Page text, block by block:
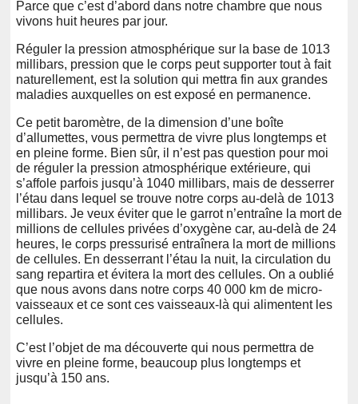
Parce que c’est d’abord dans notre chambre que nous
vivons huit heures par jour.
Réguler la pression atmosphérique sur la base de 1013
millibars, pression que le corps peut supporter tout à fait
naturellement, est la solution qui mettra fin aux grandes
maladies auxquelles on est exposé en permanence.
Ce petit baromètre, de la dimension d’une boîte
d’allumettes, vous permettra de vivre plus longtemps et
en pleine forme. Bien sûr, il n’est pas question pour moi
de réguler la pression atmosphérique extérieure, qui
s’affole parfois jusqu’à 1040 millibars, mais de desserrer
l’étau dans lequel se trouve notre corps au-delà de 1013
millibars. Je veux éviter que le garrot n’entraîne la mort de
millions de cellules privées d’oxygène car, au-delà de 24
heures, le corps pressurisé entraînera la mort de millions
de cellules. En desserrant l’étau la nuit, la circulation du
sang repartira et évitera la mort des cellules. On a oublié
que nous avons dans notre corps 40 000 km de micro-
vaisseaux et ce sont ces vaisseaux-là qui alimentent les
cellules.
C’est l’objet de ma découverte qui nous permettra de
vivre en pleine forme, beaucoup plus longtemps et
jusqu’à 150 ans.